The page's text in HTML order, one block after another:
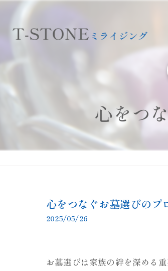
心をつ
心をつなぐお墓選びのプ
2025/05/26
お墓選びは家族の絆を深める